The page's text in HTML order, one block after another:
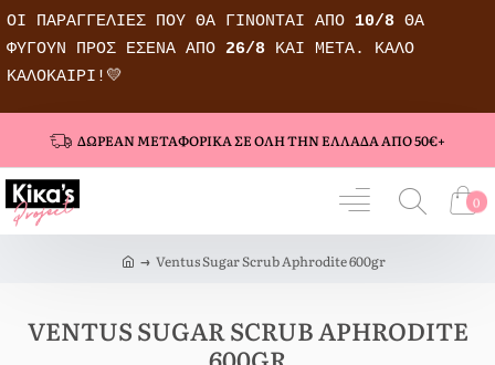
ΟΙ ΠΑΡΑΓΓΕΛΊΕΣ ΠΟΥ ΘΑ ΓΊΝΟΝΤΑΙ ΑΠΌ 10/8 ΘΑ
ΦΎΓΟΥΝ ΠΡΟΣ ΕΣΈΝΑ ΑΠΌ 26/8 ΚΑΙ ΜΕΤΆ. ΚΑΛΌ
ΚΑΛΟΚΑΊΡΙ!💛
ΔΩΡΕΆΝ ΜΕΤΑΦΟΡΙΚΆ ΣΕ ΌΛΗ ΤΗΝ ΕΛΛΆΔΑ ΑΠΌ 50€+
0
h
Ventus Sugar Scrub Aphrodite 600gr
VENTUS SUGAR SCRUB APHRODITE